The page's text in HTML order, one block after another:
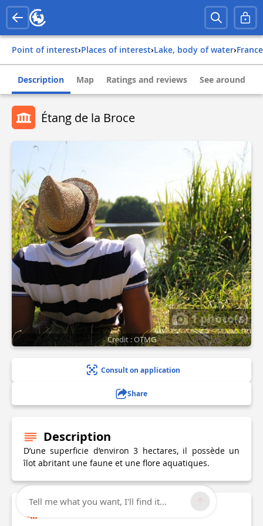
Point of interest› Places of interest› Lake, body of water› france
Description Map Ratings and reviews See around
Étang de la Broce
1 photo(s)
Credit : OTMG
Consult on application
Share
Description
D’une superficie d’environ 3 hectares, il possède un
îlot abritant une faune et une flore aquatiques.
Technical Information
Tell me what you want, I'll find it...